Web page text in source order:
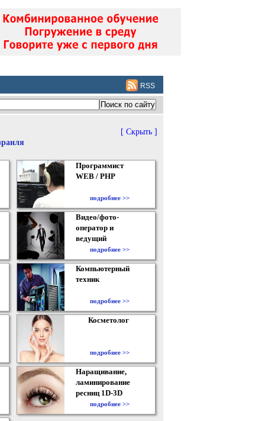
RSS
[ Скрыть ]
Программист
WEB / PHP
подробнее >>
Видео/фото-
оператор и
ведущий
подробнее >>
Компьютерный
техник
подробнее >>
Косметолог
подробнее >>
Наращивание,
ламинирование
ресниц 1D-3D
подробнее >>